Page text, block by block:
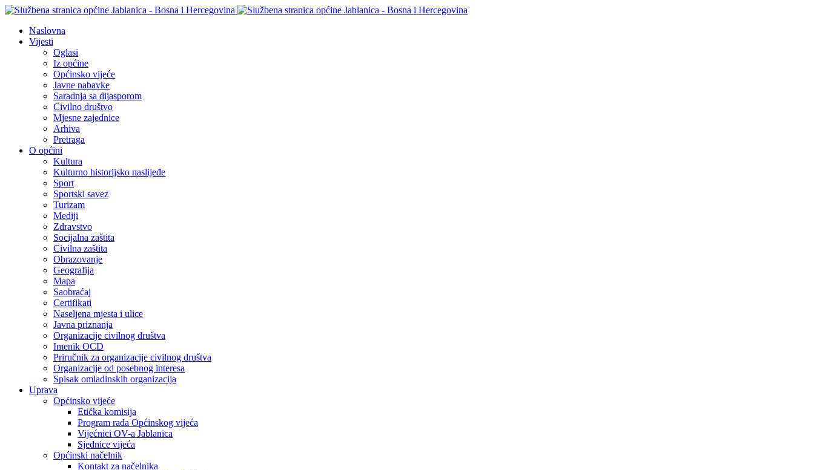
Naslovna
Vijesti
Oglasi
Iz općine
Općinsko vijeće
Javne nabavke
Saradnja sa dijasporom
Civilno društvo
Mjesne zajednice
Arhiva
Pretraga
O općini
Kultura
Kulturno historijsko naslijeđe
Sport
Sportski savez
Turizam
Mediji
Zdravstvo
Socijalna zaštita
Civilna zaštita
Obrazovanje
Geografija
Mapa
Saobraćaj
Certifikati
Naseljena mjesta i ulice
Javna priznanja
Organizacije civilnog društva
Imenik OCD
Priručnik za organizacije civilnog društva
Organizacije od posebnog interesa
Spisak omladinskih organizacija
Uprava
Općinsko vijeće
Etička komisija
Program rada Općinskog vijeća
Vijećnici OV-a Jablanica
Sjednice vijeća
Općinski načelnik
Kontakt za načelnika